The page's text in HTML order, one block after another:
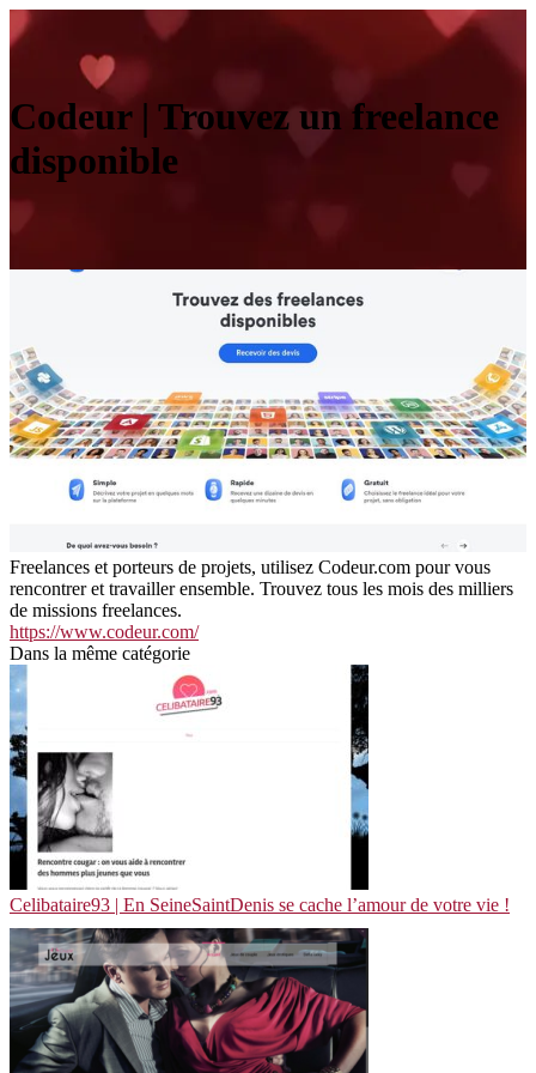
Codeur | Trouvez un freelance
disponible
Freelances et porteurs de projets, utilisez Codeur.com pour vous
rencontrer et travailler ensemble. Trouvez tous les mois des milliers
de missions freelances.
https://www.codeur.com/
Dans la même catégorie
Celibataire93 | En SeineSaintDenis se cache l’amour de votre vie !